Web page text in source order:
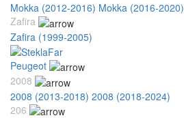
Mokka (2012-2016) Mokka (2016-2020)
Zafira
Zafira (1999-2005)
Peugeot
2008
2008 (2013-2018) 2008 (2018-2024)
206